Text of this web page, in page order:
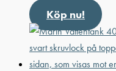
Köp nu!